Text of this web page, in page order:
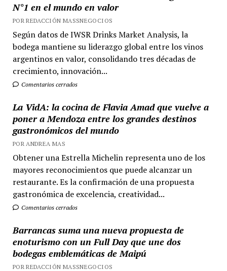
N°1 en el mundo en valor
POR REDACCIÓN MASSNEGOCIOS
Según datos de IWSR Drinks Market Analysis, la
bodega mantiene su liderazgo global entre los vinos
argentinos en valor, consolidando tres décadas de
crecimiento, innovación...
Comentarios cerrados
La VidA: la cocina de Flavia Amad que vuelve a
poner a Mendoza entre los grandes destinos
gastronómicos del mundo
POR ANDREA MAS
Obtener una Estrella Michelin representa uno de los
mayores reconocimientos que puede alcanzar un
restaurante. Es la confirmación de una propuesta
gastronómica de excelencia, creatividad...
Comentarios cerrados
Barrancas suma una nueva propuesta de
enoturismo con un Full Day que une dos
bodegas emblemáticas de Maipú
POR REDACCIÓN MASSNEGOCIOS